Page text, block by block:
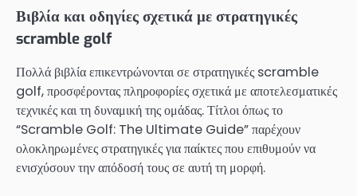
Βιβλία και οδηγίες σχετικά με στρατηγικές
scramble golf
Πολλά βιβλία επικεντρώνονται σε στρατηγικές scramble
golf, προσφέροντας πληροφορίες σχετικά με αποτελεσματικές
τεχνικές και τη δυναμική της ομάδας. Τίτλοι όπως το
“Scramble Golf: The Ultimate Guide” παρέχουν
ολοκληρωμένες στρατηγικές για παίκτες που επιθυμούν να
ενισχύσουν την απόδοσή τους σε αυτή τη μορφή.